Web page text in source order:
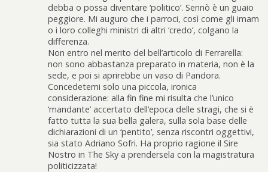
debba o possa diventare ‘politico’. Sennò è un guaio
peggiore. Mi auguro che i parroci, così come gli imam
o i loro colleghi ministri di altri ‘credo’, colgano la
differenza.
Non entro nel merito del bell’articolo di Ferrarella:
non sono abbastanza preparato in materia, non è la
sede, e poi si aprirebbe un vaso di Pandora.
Concedetemi solo una piccola, ironica
considerazione: alla fin fine mi risulta che l’unico
‘mandante’ accertato dell’epoca delle stragi, che si è
fatto tutta la sua bella galera, sulla sola base delle
dichiarazioni di un ‘pentito’, senza riscontri oggettivi,
sia stato Adriano Sofri. Ha proprio ragione il Sire
Nostro in The Sky a prendersela con la magistratura
politicizzata!